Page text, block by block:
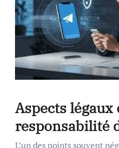
Aspects légaux
responsabilité
L’un des points souvent